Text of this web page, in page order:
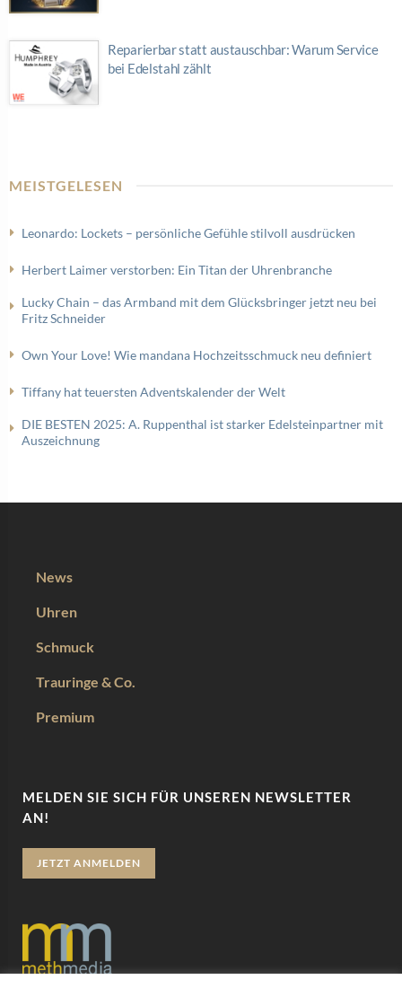
Reparierbar statt austauschbar: Warum Service
bei Edelstahl zählt
MEISTGELESEN
Leonardo: Lockets – persönliche Gefühle stilvoll ausdrücken
Herbert Laimer verstorben: Ein Titan der Uhrenbranche
Lucky Chain – das Armband mit dem Glücksbringer jetzt neu bei
Fritz Schneider
Own Your Love! Wie mandana Hochzeitsschmuck neu definiert
Tiffany hat teuersten Adventskalender der Welt
DIE BESTEN 2025: A. Ruppenthal ist starker Edelsteinpartner mit
Auszeichnung
News
Uhren
Schmuck
Trauringe & Co.
Premium
MELDEN SIE SICH FÜR UNSEREN NEWSLETTER
AN!
JETZT ANMELDEN